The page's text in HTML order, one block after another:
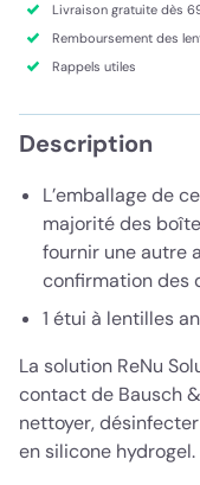
Livraison gratuite dès
Remboursement des
Rappels utiles
Description
L’emballage de
majorité des
fournir une autre
confirmation des
1 étui à lentilles
La solution ReNu
contact de Bausch
nettoyer,
en silicone hydrogel.